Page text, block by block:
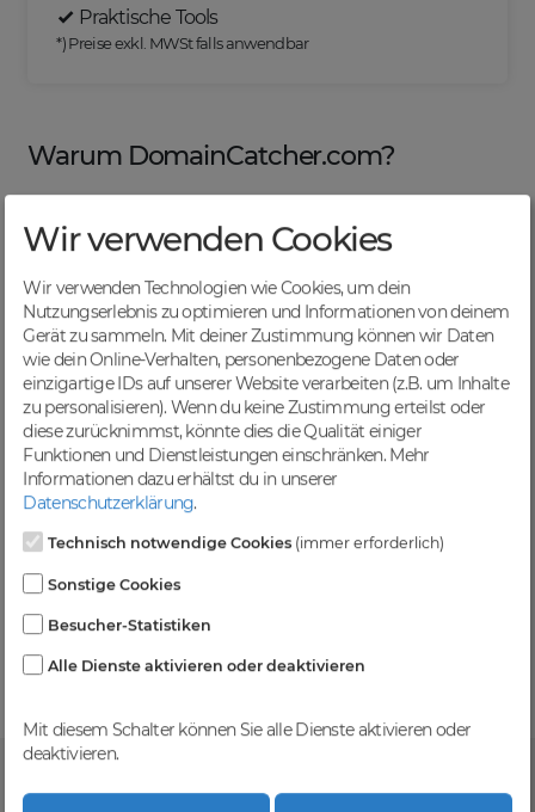
Warum DomainCatcher.com?
Von Domainern für Domainer entwickelt, mit
übersichtlichen Listen für effizientes Management
Günstige Preise
Backorders bereits ab € 4,99. Je nach deinem Tier-
Level und zzgl. MwSt falls anwendbar
Kein Gebotsverfahren
First-Come-First-Serve-Prinzip abgewickelt.
Praktische Tools
*) Preise exkl. MWSt falls anwendbar
Wir verwenden Cookies
Wir verwenden Technologien wie Cookies, um dein
Nutzungserlebnis zu optimieren und Informationen von deinem
Gerät zu sammeln. Mit deiner Zustimmung können wir Daten
wie dein Online-Verhalten, personenbezogene Daten oder
einzigartige IDs auf unserer Website verarbeiten (z.B. um Inhalte
zu personalisieren). Wenn du keine Zustimmung erteilst oder
diese zurücknimmst, könnte dies die Qualität einiger
Funktionen und Dienstleistungen einschränken. Mehr
Informationen dazu erhältst du in unserer
Datenschutzerklärung.
Technisch notwendige Cookies (immer erforderlich)
Sonstige Cookies
Besucher-Statistiken
Alle Dienste aktivieren oder deaktivieren
Mit diesem Schalter können Sie alle Dienste aktivieren oder
deaktivieren.